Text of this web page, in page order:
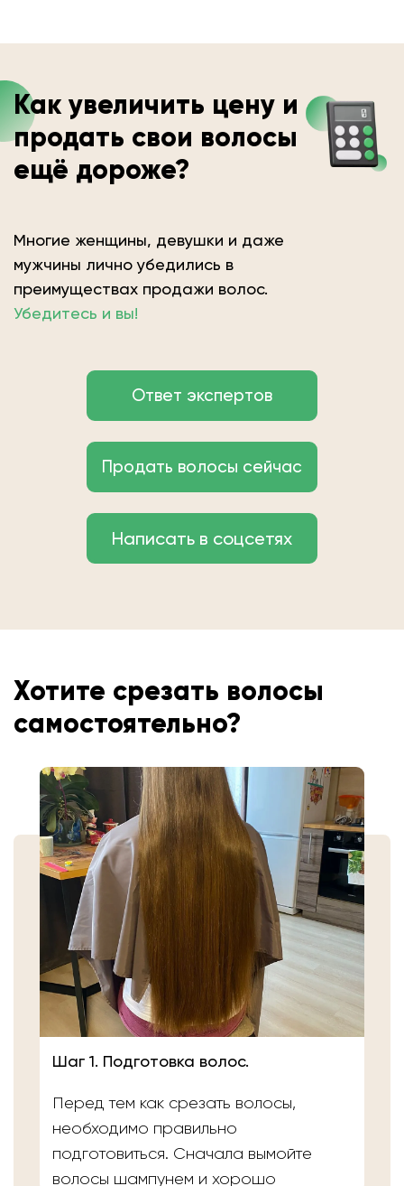
Как увеличить цену и
продать свои волосы
ещё дороже?
Многие женщины, девушки и даже
мужчины лично убедились в
преимуществах продажи волос.
Убедитесь и вы!
Ответ экспертов
Продать волосы сейчас
Написать в соцсетях
Хотите срезать волосы
самостоятельно?
Шаг 1. Подготовка волос.
Перед тем как срезать волосы,
необходимо правильно
подготовиться. Сначала вымойте
волосы шампунем и хорошо